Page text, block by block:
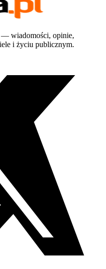
wiadomości, opinie,
i życiu publicznym.